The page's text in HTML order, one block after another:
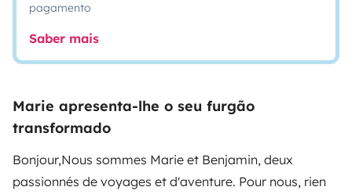
pagamento
Saber mais
Marie apresenta-lhe o seu furgão
transformado
Bonjour,Nous sommes Marie et Benjamin, deux
passionnés de voyages et d'aventure. Pour nous, rien